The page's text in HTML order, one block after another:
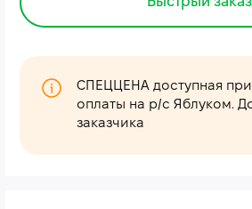
СПЕЦЦЕНА доступная
оплаты на р/с Яблуком.
заказчика